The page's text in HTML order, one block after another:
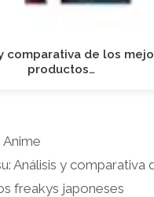
comparativa de los
productos…
Análisis y comparativa
freakys japoneses